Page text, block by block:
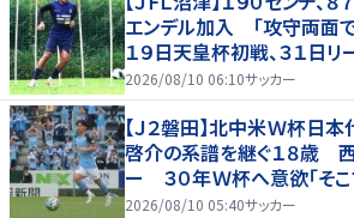
エンデル加入 「攻守両面
１９日天皇杯初戦、３１日
2026/08/10 06:10サッカー
【Ｊ２磐田】北中米Ｗ杯日
啓介の系譜を継ぐ１８歳
ー ３０年Ｗ杯へ意欲「そこ
歳」
2026/08/10 05:40サッカー